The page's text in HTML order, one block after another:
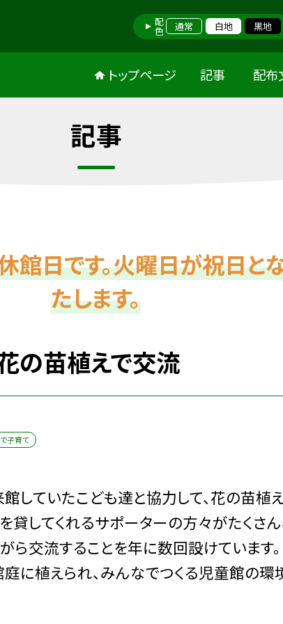
配色 通常 白地 黒地
トップページ 記事 配布
記事
日です。火曜日が祝日と
たします。
の苗植えで交流
子育て
していたこども達と協力して、花の苗植
貸してくれるサポーターの方々がたくさん
ら交流することを年に数回設けています。
に植えられ、みんなでつくる児童館の環